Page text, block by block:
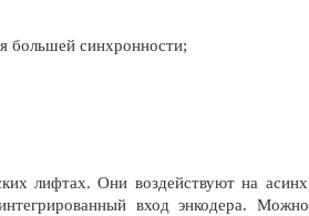
большей синхронности;
лифтах. Они воздействуют на
вход энкодера.